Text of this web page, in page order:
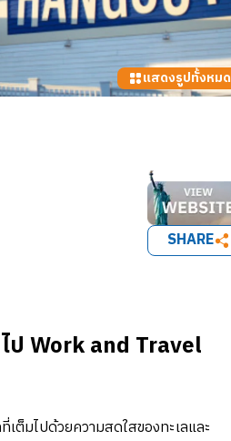
แสดงรูปทั้งหมด
SHARE
ป Work and Travel
เต็มไปด้วยความสดใสของทะเลและ